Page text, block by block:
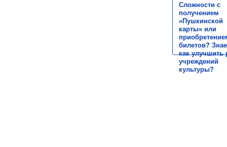
Сложности с
получением
«Пушкинской
карты» или
билетов?
как улучшить
учреждений
культуры?